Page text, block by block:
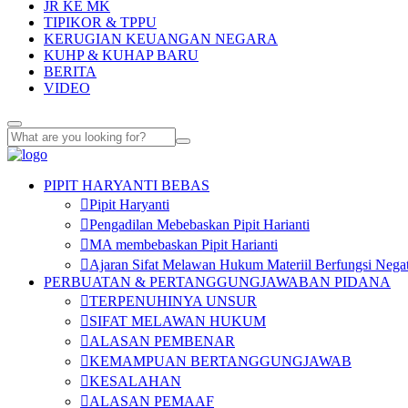
JR KE MK
TIPIKOR & TPPU
KERUGIAN KEUANGAN NEGARA
KUHP & KUHAP BARU
BERITA
VIDEO
PIPIT HARYANTI BEBAS
Pipit Haryanti
Pengadilan Mebebaskan Pipit Harianti
MA membebaskan Pipit Harianti
Ajaran Sifat Melawan Hukum Materiil Berfungsi
PERBUATAN & PERTANGGUNGJAWABAN PIDANA
TERPENUHINYA UNSUR
SIFAT MELAWAN HUKUM
ALASAN PEMBENAR
KEMAMPUAN BERTANGGUNGJAWAB
KESALAHAN
ALASAN PEMAAF